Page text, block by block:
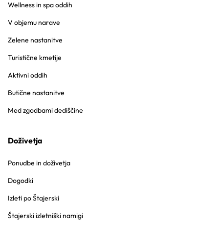
Wellness in spa oddih
V objemu narave
Zelene nastanitve
Turistične kmetije
Aktivni oddih
Butične nastanitve
Med zgodbami dediščine
Doživetja
Ponudbe in doživetja
Dogodki
Izleti po Štajerski
Štajerski izletniški namigi